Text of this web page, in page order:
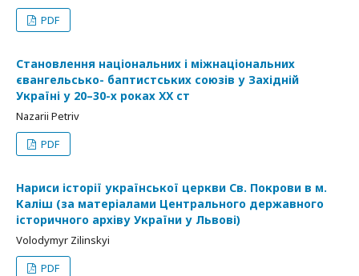
PDF
Становлення національних і міжнаціональних
євангельсько- баптистських союзів у Західній
Україні у 20–30-х роках ХХ ст
Nazarii Petriv
PDF
Нариси історії української церкви Св. Покрови в м.
Каліш (за матеріалами Центрального державного
історичного архіву України у Львові)
Volodymyr Zilinskyi
PDF